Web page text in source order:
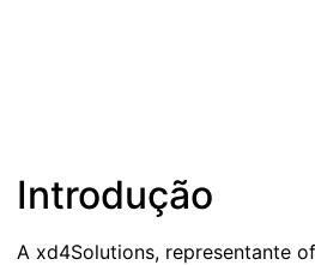
Introdução
A xd4Solutions, representante